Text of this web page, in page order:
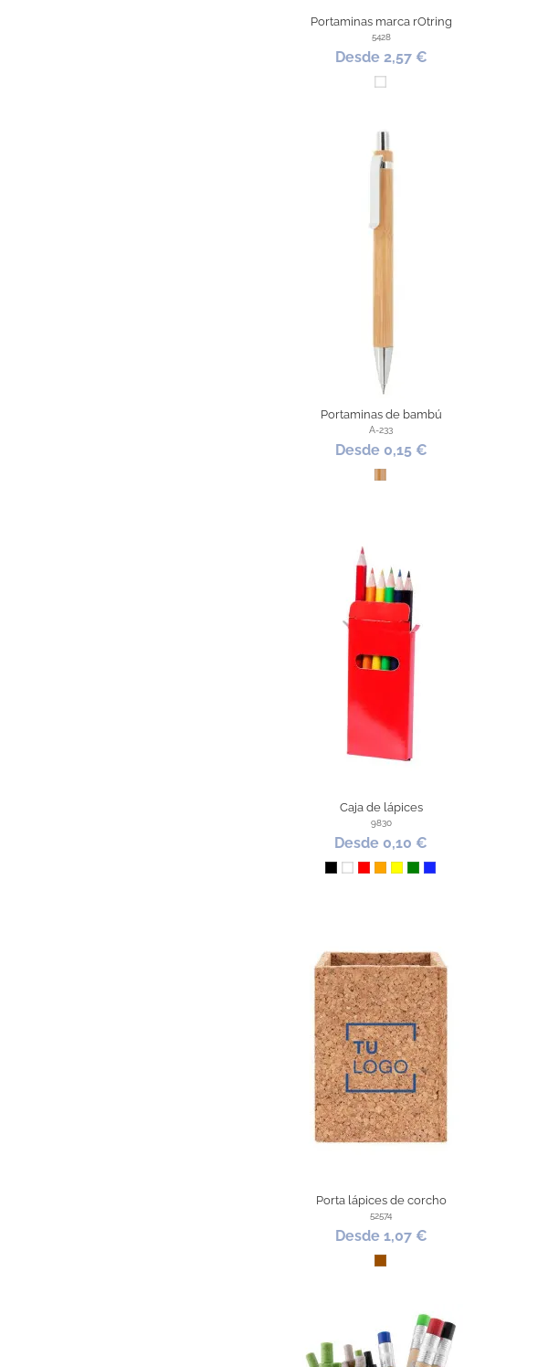
Portaminas marca rOtring
5428
Desde 2,57 €
Blanco
Portaminas de bambú
A-233
Desde 0,15 €
Bambú
Caja de lápices
9830
Desde 0,10 €
NegroBlanco
RojoNaranja
Amarillo
VerdeAzul Royal
Porta lápices de corcho
52574
Desde 1,07 €
Marrón